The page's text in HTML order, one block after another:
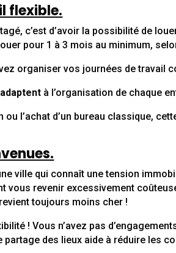
flexible.
c’est d’avoir la possibilité de
pour 1 à 3 mois au minimum,
organiser vos journées de travail
à l’organisation de chaque
l’achat d’un bureau classique,
ville qui connaît une tension
vous revenir excessivement
toujours moins cher !
! Vous n’avez pas
des lieux aide à réduire les